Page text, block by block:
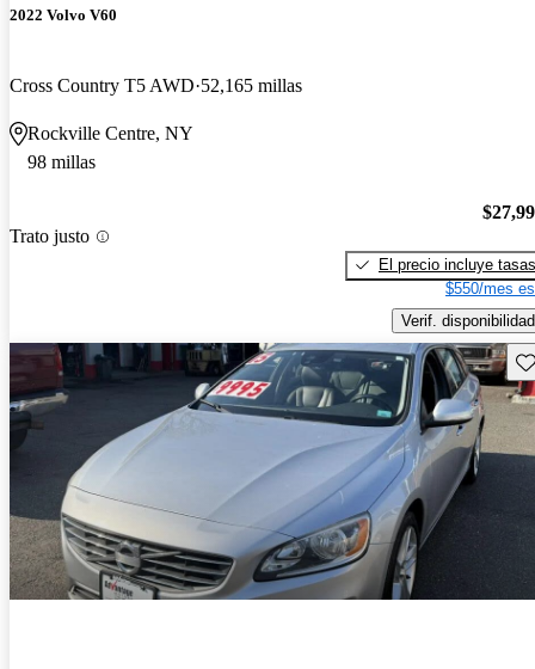
2022 Volvo V60
Cross Country T5 AWD 52,165 millas
Rockville Centre, NY
98 millas
Trato justo
El precio incluye tasas
$550/mes
Verif. disponibilidad